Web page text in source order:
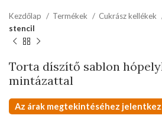
Kezdőlap Termékek Cukrász kellékek
stencil
Torta díszítő sablon
mintázattal
Az árak megtekintéséhez